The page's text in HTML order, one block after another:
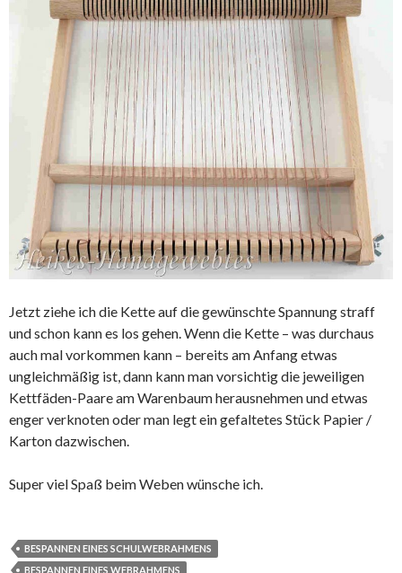
Jetzt ziehe ich die Kette auf die gewünschte Spannung straff
und schon kann es los gehen. Wenn die Kette – was durchaus
auch mal vorkommen kann – bereits am Anfang etwas
ungleichmäßig ist, dann kann man vorsichtig die jeweiligen
Kettfäden-Paare am Warenbaum herausnehmen und etwas
enger verknoten oder man legt ein gefaltetes Stück Papier /
Karton dazwischen.
Super viel Spaß beim Weben wünsche ich.
BESPANNEN EINES SCHULWEBRAHMENS
BESPANNEN EINES WEBRAHMENS